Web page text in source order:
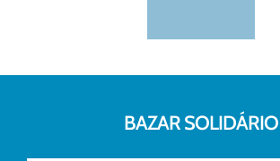
BAZAR SOLIDÁRIO